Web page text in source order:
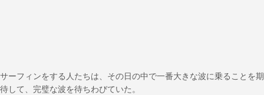
サーフィンをする人たちは、その日の中で一番大きな波に乗ることを期
待して、完璧な波を待ちわびていた。